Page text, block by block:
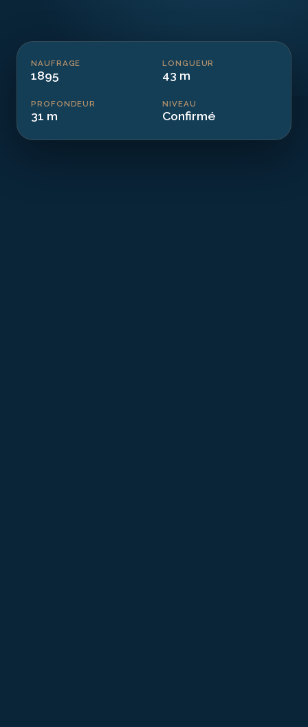
NAUFRAGE
1895
LONGUEUR
43 m
PROFONDEUR
31 m
NIVEAU
Confirmé